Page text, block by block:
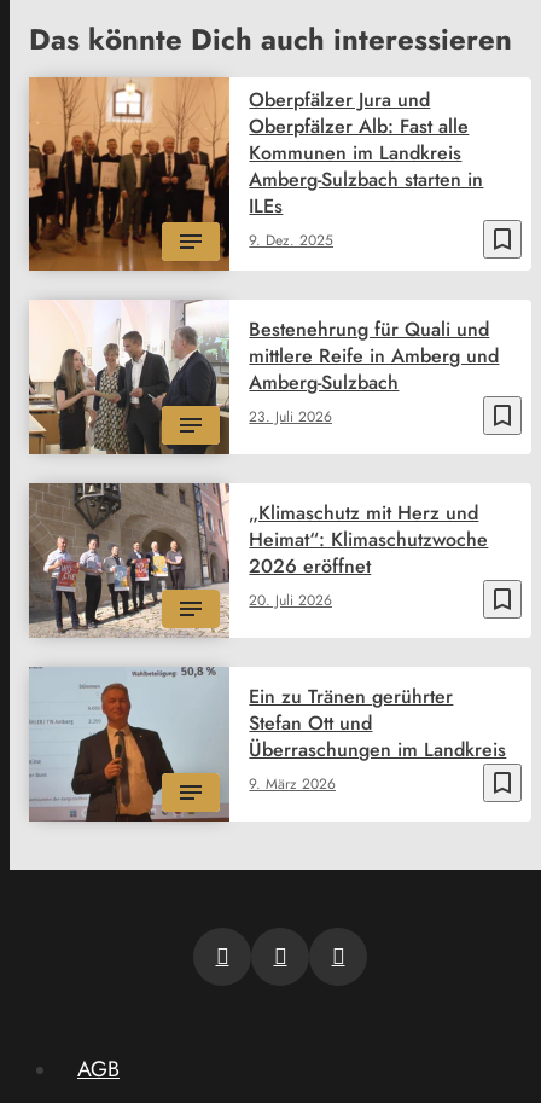
Das könnte Dich auch interessieren
bookmark_border
9. Dez. 2025
Oberpfälzer Jura und
Oberpfälzer Alb: Fast alle
Kommunen im Landkreis
Amberg-Sulzbach starten in
ILEs
bookmark_border
23. Juli 2026
Bestenehrung für Quali und
mittlere Reife in Amberg und
Amberg-Sulzbach
bookmark_border
20. Juli 2026
„Klimaschutz mit Herz und
Heimat“: Klimaschutzwoche
2026 eröffnet
bookmark_border
9. März 2026
Ein zu Tränen gerührter
Stefan Ott und
Überraschungen im Landkreis
AGB